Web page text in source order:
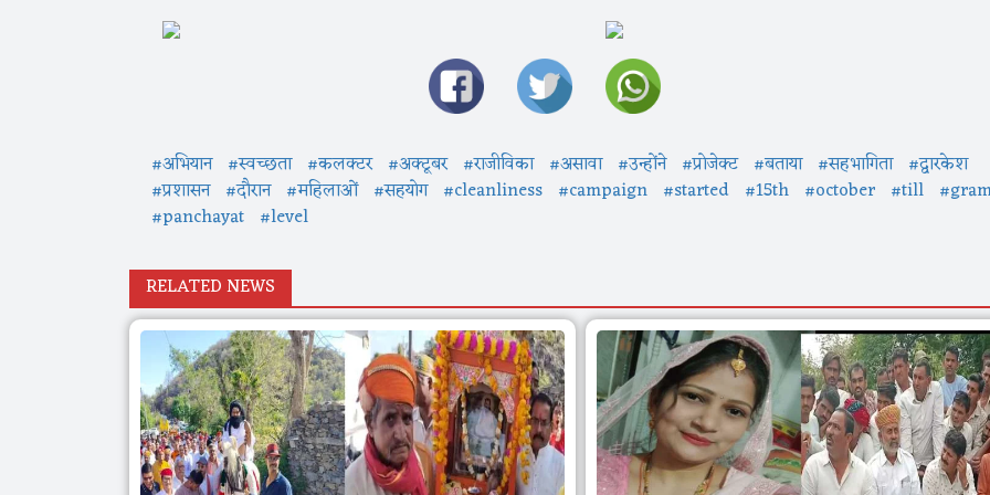
#अभियान #स्वच्छता #कलक्टर #अक्टूबर #राजीविका #असावा #उन्होंने #प्रोजेक्ट #बताया #सहभागिता #द्वारकेश
#प्रशासन #दौरान #महिलाओं #सहयोग #cleanliness #campaign #started #15th #october #till
#panchayat #level
RELATED NEWS